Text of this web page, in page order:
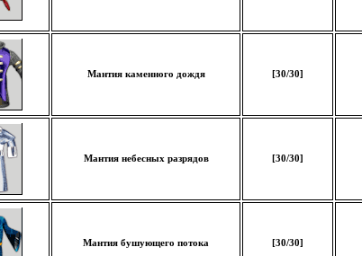
Мантия каменного дождя [30/30]
Мантия небесных разрядов [30/30]
Мантия бушующего потока [30/30]